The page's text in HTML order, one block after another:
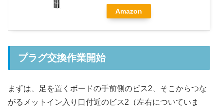
Amazon
プラグ交換作業開始
まずは、足を置くボードの手前側のビス2、そこからつな
がるメットイン入り口付近のビス2（左右についていま